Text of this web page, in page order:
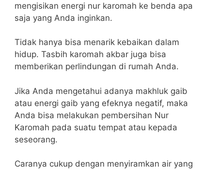
mengisikan energi nur karomah ke benda apa
saja yang Anda inginkan.
Tidak hanya bisa menarik kebaikan dalam
hidup. Tasbih karomah akbar juga bisa
memberikan perlindungan di rumah Anda.
Jika Anda mengetahui adanya makhluk gaib
atau energi gaib yang efeknya negatif, maka
Anda bisa melakukan pembersihan Nur
Karomah pada suatu tempat atau kepada
seseorang.
Caranya cukup dengan menyiramkan air yang